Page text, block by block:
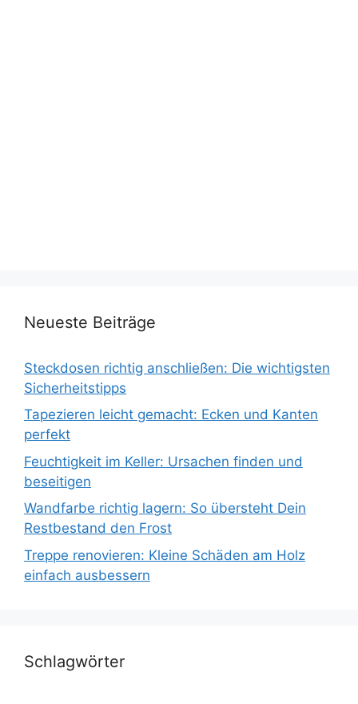
Neueste Beiträge
Steckdosen richtig anschließen: Die wichtigsten
Sicherheitstipps
Tapezieren leicht gemacht: Ecken und Kanten
perfekt
Feuchtigkeit im Keller: Ursachen finden und
beseitigen
Wandfarbe richtig lagern: So übersteht Dein
Restbestand den Frost
Treppe renovieren: Kleine Schäden am Holz
einfach ausbessern
Schlagwörter